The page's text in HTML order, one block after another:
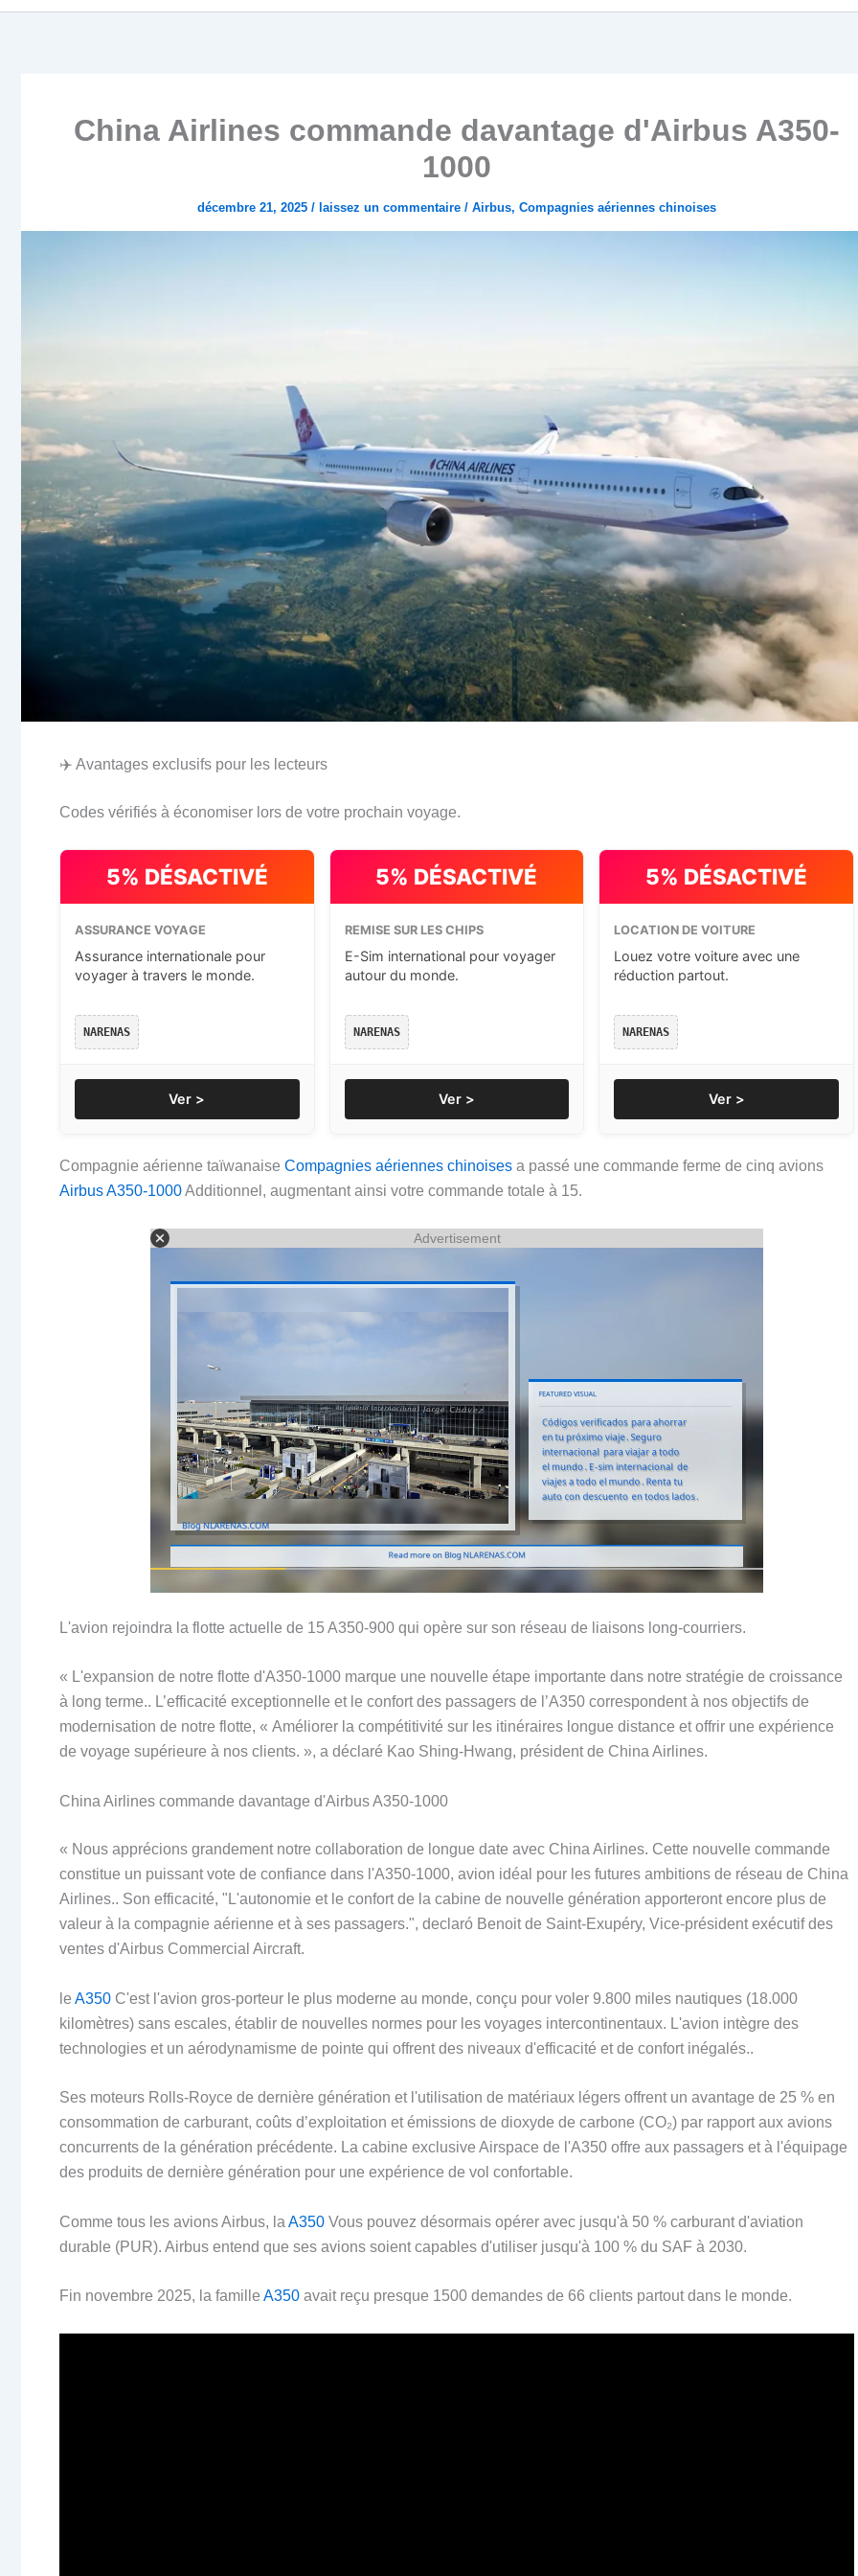
China Airlines commande davantage d'Airbus A350-
1000
décembre 21, 2025 / laissez un commentaire / Airbus, Compagnies aériennes chinoises
✈️ Avantages exclusifs pour les lecteurs
Codes vérifiés à économiser lors de votre prochain voyage.
5% DÉSACTIVÉ
ASSURANCE VOYAGE
Assurance internationale pour
voyager à travers le monde.
NARENAS
Ver >
5% DÉSACTIVÉ
REMISE SUR LES CHIPS
E-Sim international pour voyager
autour du monde.
NARENAS
Ver >
5% DÉSACTIVÉ
LOCATION DE VOITURE
Louez votre voiture avec une
réduction partout.
NARENAS
Ver >
Compagnie aérienne taïwanaise Compagnies aériennes chinoises a passé une commande ferme de cinq avions
Airbus A350-1000Additionnel, augmentant ainsi votre commande totale à 15.
Advertisement
L'avion rejoindra la flotte actuelle de 15 A350-900 qui opère sur son réseau de liaisons long-courriers.
« L'expansion de notre flotte d'A350-1000 marque une nouvelle étape importante dans notre stratégie de croissance
à long terme.. L’efficacité exceptionnelle et le confort des passagers de l’A350 correspondent à nos objectifs de
modernisation de notre flotte, « Améliorer la compétitivité sur les itinéraires longue distance et offrir une expérience
de voyage supérieure à nos clients. », a déclaré Kao Shing-Hwang, président de China Airlines.
China Airlines commande davantage d'Airbus A350-1000
« Nous apprécions grandement notre collaboration de longue date avec China Airlines. Cette nouvelle commande
constitue un puissant vote de confiance dans l'A350-1000, avion idéal pour les futures ambitions de réseau de China
Airlines.. Son efficacité, "L'autonomie et le confort de la cabine de nouvelle génération apporteront encore plus de
valeur à la compagnie aérienne et à ses passagers.", declaró Benoit de Saint-Exupéry, Vice-président exécutif des
ventes d'Airbus Commercial Aircraft.
le A350 C'est l'avion gros-porteur le plus moderne au monde, conçu pour voler 9.800 miles nautiques (18.000
kilomètres) sans escales, établir de nouvelles normes pour les voyages intercontinentaux. L'avion intègre des
technologies et un aérodynamisme de pointe qui offrent des niveaux d'efficacité et de confort inégalés..
Ses moteurs Rolls-Royce de dernière génération et l'utilisation de matériaux légers offrent un avantage de 25 % en
consommation de carburant, coûts d’exploitation et émissions de dioxyde de carbone (CO₂) par rapport aux avions
concurrents de la génération précédente. La cabine exclusive Airspace de l'A350 offre aux passagers et à l'équipage
des produits de dernière génération pour une expérience de vol confortable.
Comme tous les avions Airbus, la A350 Vous pouvez désormais opérer avec jusqu'à 50 % carburant d'aviation
durable (PUR). Airbus entend que ses avions soient capables d'utiliser jusqu'à 100 % du SAF à 2030.
Fin novembre 2025, la famille A350 avait reçu presque 1500 demandes de 66 clients partout dans le monde.